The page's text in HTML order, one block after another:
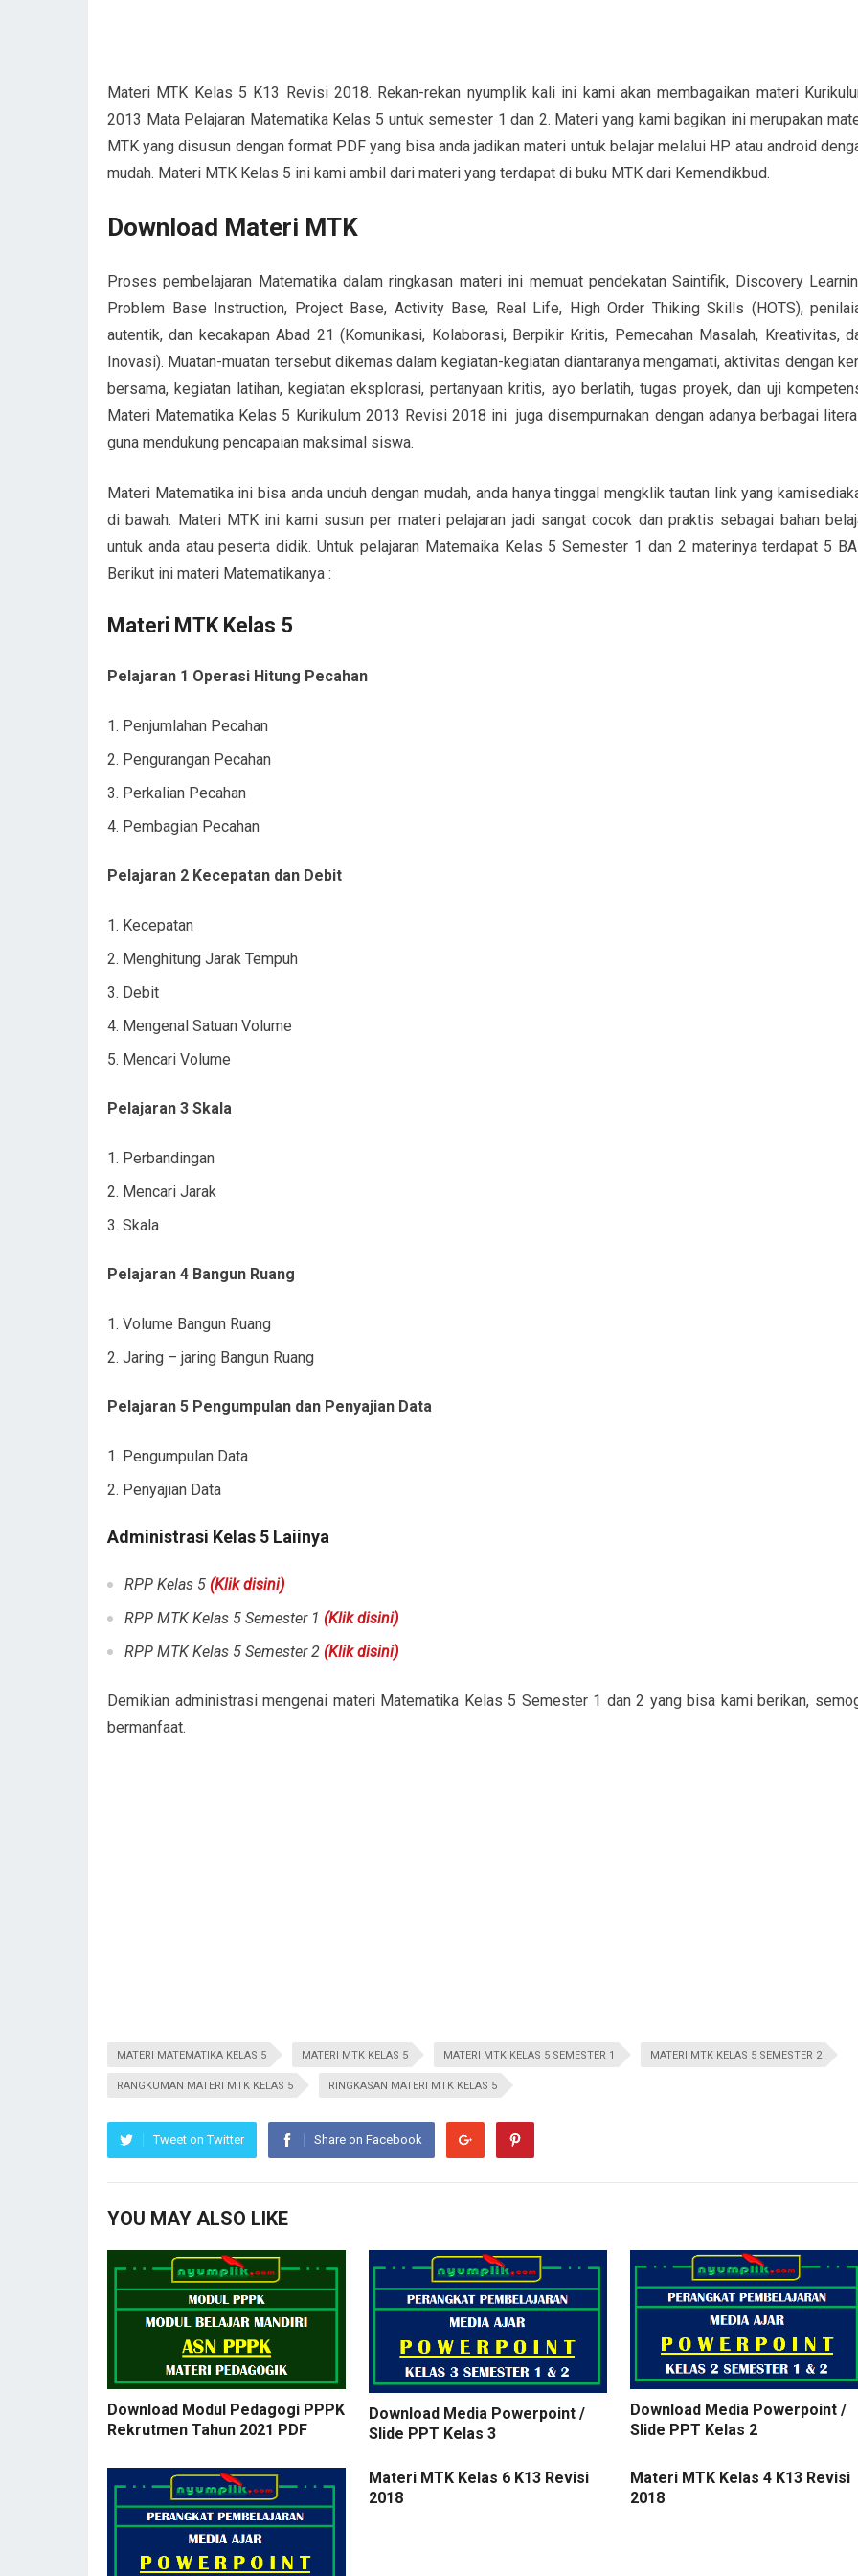
Materi MTK Kelas 5 K13 Revisi 2018. Rekan-rekan nyumplik kali ini kami akan membagaikan materi
2013 Mata Pelajaran Matematika Kelas 5 untuk semester 1 dan 2. Materi yang kami bagikan ini merupakan
MTK yang disusun dengan format PDF yang bisa anda jadikan materi untuk belajar melalui HP atau android
mudah. Materi MTK Kelas 5 ini kami ambil dari materi yang terdapat di buku MTK dari Kemendikbud.
Download Materi MTK
Proses pembelajaran Matematika dalam ringkasan materi ini memuat pendekatan Saintifik, Discovery
Problem Base Instruction, Project Base, Activity Base, Real Life, High Order Thiking Skills (HOTS),
autentik, dan kecakapan Abad 21 (Komunikasi, Kolaborasi, Berpikir Kritis, Pemecahan Masalah, Kreativitas,
Inovasi). Muatan-muatan tersebut dikemas dalam kegiatan-kegiatan diantaranya mengamati, aktivitas dengan
bersama, kegiatan latihan, kegiatan eksplorasi, pertanyaan kritis, ayo berlatih, tugas proyek, dan uji
Materi Matematika Kelas 5 Kurikulum 2013 Revisi 2018 ini juga disempurnakan dengan adanya berbagai
guna mendukung pencapaian maksimal siswa.
Materi Matematika ini bisa anda unduh dengan mudah, anda hanya tinggal mengklik tautan link yang
di bawah. Materi MTK ini kami susun per materi pelajaran jadi sangat cocok dan praktis sebagai bahan
untuk anda atau peserta didik. Untuk pelajaran Matemaika Kelas 5 Semester 1 dan 2 materinya terdapat 5
Berikut ini materi Matematikanya :
Materi MTK Kelas 5
Pelajaran 1 Operasi Hitung Pecahan
Penjumlahan Pecahan
Pengurangan Pecahan
Perkalian Pecahan
Pembagian Pecahan
Pelajaran 2 Kecepatan dan Debit
Kecepatan
Menghitung Jarak Tempuh
Debit
Mengenal Satuan Volume
Mencari Volume
Pelajaran 3 Skala
Perbandingan
Mencari Jarak
Skala
Pelajaran 4 Bangun Ruang
Volume Bangun Ruang
Jaring – jaring Bangun Ruang
Pelajaran 5 Pengumpulan dan Penyajian Data
Pengumpulan Data
Penyajian Data
Administrasi Kelas 5 Laiinya
RPP Kelas 5 (Klik disini)
RPP MTK Kelas 5 Semester 1 (Klik disini)
RPP MTK Kelas 5 Semester 2 (Klik disini)
Demikian administrasi mengenai materi Matematika Kelas 5 Semester 1 dan 2 yang bisa kami berikan,
bermanfaat.
MATERI MATEMATIKA KELAS 5 MATERI MTK KELAS 5 MATERI MTK KELAS 5 SEMESTER 1 MATERI MTK KELAS 5 SEMESTER 2
RANGKUMAN MATERI MTK KELAS 5 RINGKASAN MATERI MTK KELAS 5
Tweet on Twitter Share on Facebook
YOU MAY ALSO LIKE
Download Modul Pedagogi PPPK
Rekrutmen Tahun 2021 PDF
Download Media Powerpoint /
Slide PPT Kelas 3
Download Media Powerpoint /
Slide PPT Kelas 2
Materi MTK Kelas 6 K13 Revisi
2018
Materi MTK Kelas 4 K13 Revisi
2018